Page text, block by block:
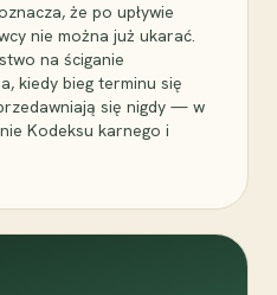
że po upływie
nie można już ukarać.
na ściganie
kiedy bieg terminu się
się nigdy — w
Kodeksu karnego i